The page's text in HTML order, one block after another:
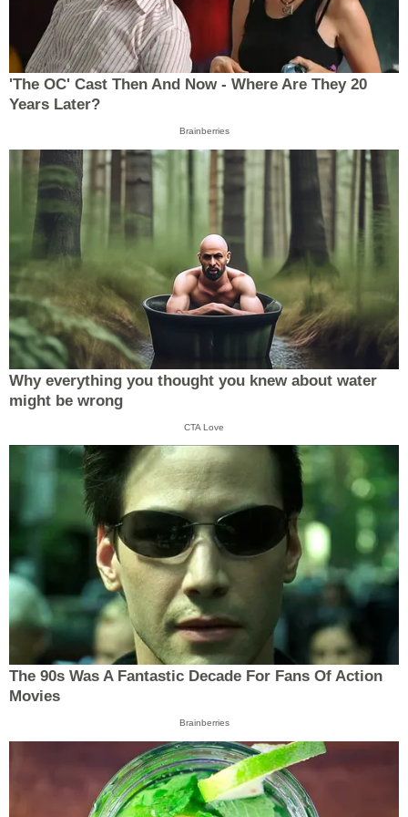
'The OC' Cast Then And Now - Where Are They 20
Years Later?
Brainberries
Why everything you thought you knew about water
might be wrong
CTA Love
The 90s Was A Fantastic Decade For Fans Of Action
Movies
Brainberries